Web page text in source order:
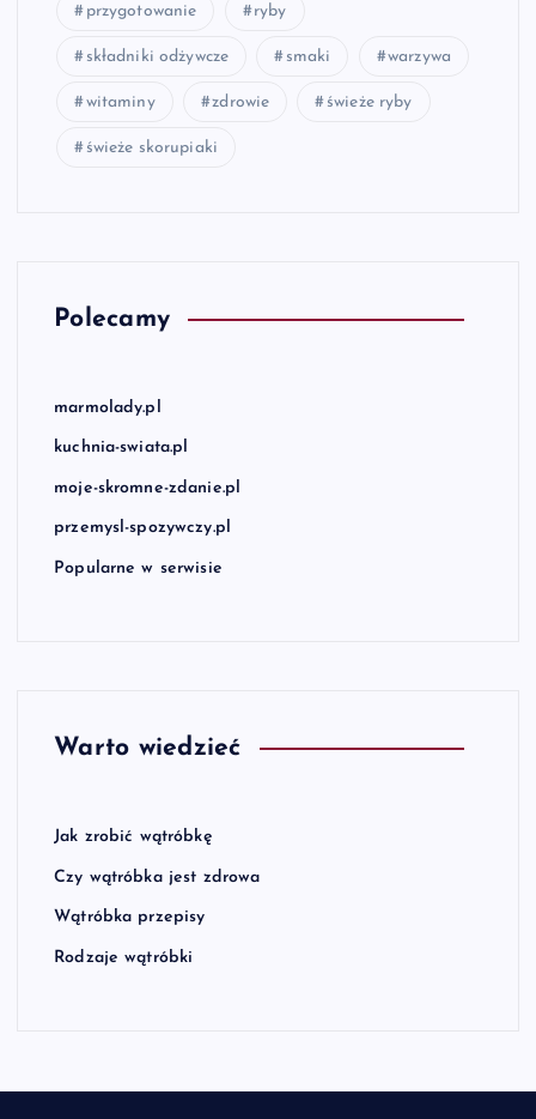
przygotowanie ryby
składniki odżywcze smaki warzywa
witaminy zdrowie świeże ryby
świeże skorupiaki
Polecamy
marmolady.pl
kuchnia-swiata.pl
moje-skromne-zdanie.pl
przemysl-spozywczy.pl
Popularne w serwisie
Warto wiedzieć
Jak zrobić wątróbkę
Czy wątróbka jest zdrowa
Wątróbka przepisy
Rodzaje wątróbki